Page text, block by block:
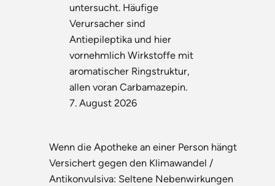
untersucht. Häufige
Verursacher sind
Antiepileptika und hier
vornehmlich Wirkstoffe mit
aromatischer Ringstruktur,
allen voran Carbamazepin.
7. August 2026
Wenn die Apotheke an einer Person hängt
Versichert gegen den Klimawandel /
Antikonvulsiva: Seltene Nebenwirkungen